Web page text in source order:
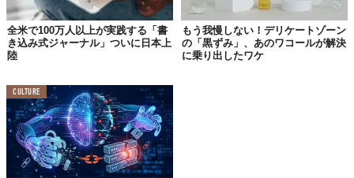
ンドにより一層拍車をかけるかもしれない。
#comfortnecklace #liv #livie @livbedumb @livies_hq
- 𝐥 𝐨 𝐯 𝐞 𝐲 𝐨 𝐮
全米で100万人以上が実践する「書
き込み式ジャーナル」ついに日本上
陸
もう我慢しない！デリケートゾーン
の「黒ずみ」、あのワコールが解決
に乗り出したワケ
CULTURE